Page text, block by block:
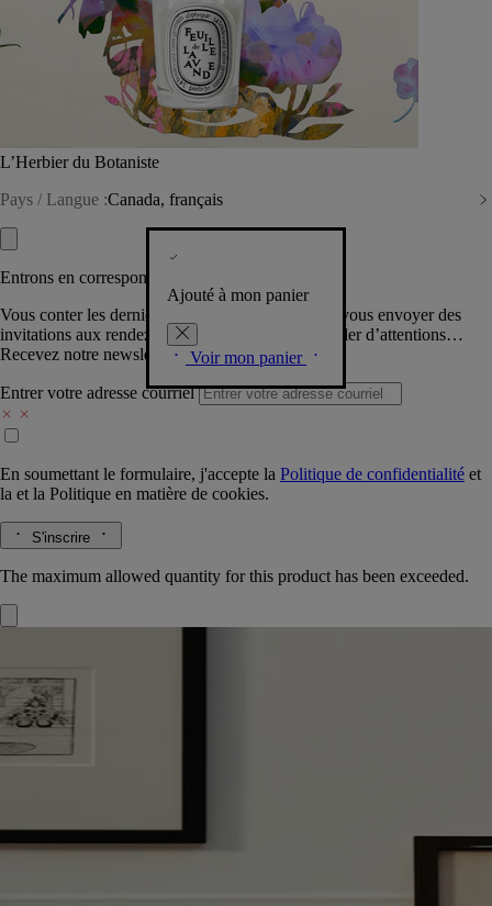
L’Herbier du Botaniste
Pays / Langue :Canada, français
Ajouté à mon panier
Voir mon panier
Entrons en correspondance​
Vous conter les dernières créations de la Maison, vous envoyer des
invitations aux rendez-vous Diptyque, vous combler d’attentions…
Recevez notre newsletter.
Entrer votre adresse courriel
En soumettant le formulaire, j'accepte la Politique de confidentialité et
la et la Politique en matière de cookies.
S'inscrire
The maximum allowed quantity for this product has been exceeded.